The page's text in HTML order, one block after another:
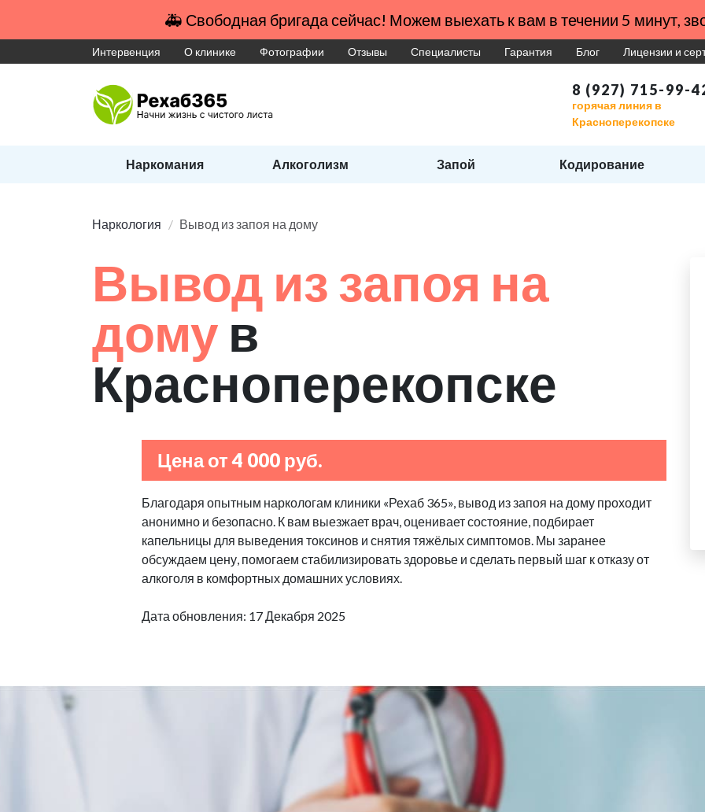
🚑 Свободная бригада сейчас! Можем выехать к вам в течении 5 минут,
Интервенция О клинике Фотографии Отзывы Специалисты Гарантия Блог Лицензии и
8 (927) 715-99-
горячая линия в
Красноперекопске
Наркомания Алкоголизм Запой Кодирование
Наркология Вывод из запоя на дому
Вывод из запоя на
дому в
Красноперекопске
Цена от 4 000 руб.
Благодаря опытным наркологам клиники «Рехаб 365», вывод из запоя на дому проходит
анонимно и безопасно. К вам выезжает врач, оценивает состояние, подбирает
капельницы для выведения токсинов и снятия тяжёлых симптомов. Мы заранее
обсуждаем цену, помогаем стабилизировать здоровье и сделать первый шаг к отказу от
алкоголя в комфортных домашних условиях.
Дата обновления: 17 Декабря 2025